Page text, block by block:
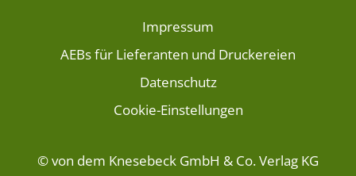
Impressum
AEBs für Lieferanten und Druckereien
Datenschutz
Cookie-Einstellungen
© von dem Knesebeck GmbH & Co. Verlag KG